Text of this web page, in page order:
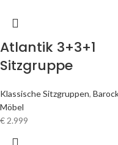
Atlantik 3+3+1
Sitzgruppe
Klassische Sitzgruppen,
Möbel
€2.999